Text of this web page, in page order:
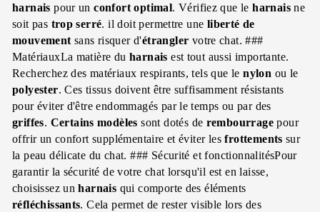
harnais pour unconfort optimal. Vérifiez que leharnaisne
soit pas trop serré. il doit permettre une liberté de
mouvement sans risquer d'étrangler votre chat. ###
MatériauxLa matière du harnais est tout aussi importante.
Recherchez des matériaux respirants, tels que lenylon ou le
polyester. Ces tissus doivent être suffisamment résistants
pour éviter d'être endommagés par le temps ou par des
griffes. Certains modèles sont dotés de rembourrage pour
offrir un confort supplémentaire et éviter lesfrottements sur
la peau délicate du chat. ### Sécurité et fonctionnalitésPour
garantir la sécurité de votre chat lorsqu'il est en laisse,
choisissez unharnais qui comporte des éléments
réfléchissants. Cela permet de rester visible lors des